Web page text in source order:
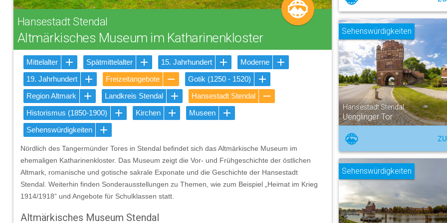
Hansestadt Stendal
Altmärkisches Museum im Katharinenkloster
Mittelalter Spätmittelalter 15. Jahrhundert
Moderne
19. Jahrhundert
Freizeitangebote
Gotik (1250 - 1520)
Region Altmark
Landkreis Stendal
Hansestadt Stendal
Historismus (1850-1900)
Kirchen
Museen
Sehenswürdigkeiten
Nördlich des Tangermünder Tores in Stendal befindet sich das Altmärkische Museum im
ehemaligen Katharinenkloster. Das Museum zeigt die Vor- und Frühgeschichte der östlichen
Altmark, romanische und gotische sakrale Exponate und die Geschichte der Hansestadt
Stendal. Weiterhin finden Sonderausstellungen zu Themen, wie zum Beispiel „Heimat im Krieg
1914/1918“ und Angebote für Schulklassen statt.
Altmärkisches Museum Stendal
Hansestadt Stendal
Uenglinger Tor
Sehenswürdigkeiten
Sehenswürdigkeiten